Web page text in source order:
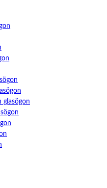
glasögon